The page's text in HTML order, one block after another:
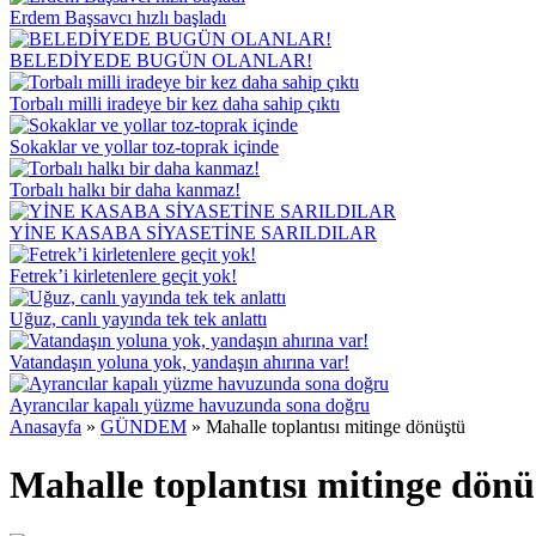
Erdem Başsavcı hızlı başladı
BELEDİYEDE BUGÜN OLANLAR!
Torbalı milli iradeye bir kez daha sahip çıktı
Sokaklar ve yollar toz-toprak içinde
Torbalı halkı bir daha kanmaz!
YİNE KASABA SİYASETİNE SARILDILAR
Fetrek’i kirletenlere geçit yok!
Uğuz, canlı yayında tek tek anlattı
Vatandaşın yoluna yok, yandaşın ahırına var!
Ayrancılar kapalı yüzme havuzunda sona doğru
Anasayfa » GÜNDEM » Mahalle toplantısı mitinge dönüştü
Mahalle toplantısı mitinge